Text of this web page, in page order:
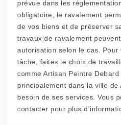
prévue dans les
obligatoire, le ravalement
de vos biens et de préserver
travaux de ravalement
autorisation selon le cas. Pour
tâche, faites le choix de
comme Artisan Peintre
principalement dans la ville de
besoin de ses services. Vous
contacter pour plus